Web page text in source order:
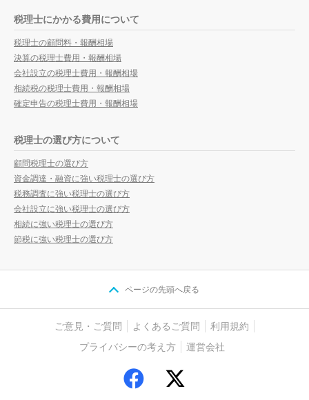
税理士にかかる費用について
税理士の顧問料・報酬相場
決算の税理士費用・報酬相場
会社設立の税理士費用・報酬相場
相続税の税理士費用・報酬相場
確定申告の税理士費用・報酬相場
税理士の選び方について
顧問税理士の選び方
資金調達・融資に強い税理士の選び方
税務調査に強い税理士の選び方
会社設立に強い税理士の選び方
相続に強い税理士の選び方
節税に強い税理士の選び方
ページの先頭へ戻る
ご意見・ご質問 よくあるご質問
利用規約
プライバシーの考え方
運営会社